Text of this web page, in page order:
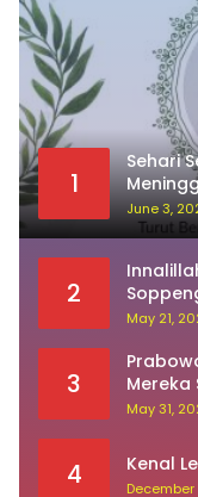
3
May 31,
4 Kenal
5
Survei
Ungguli
June 2,
6
May 25,